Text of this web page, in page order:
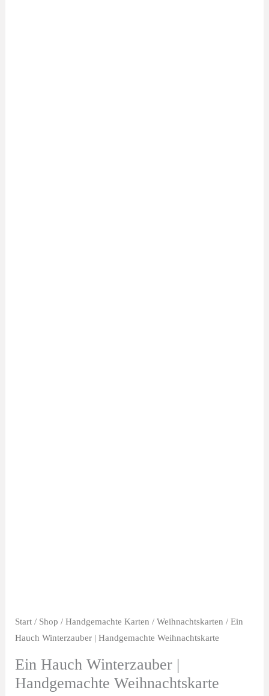
Start/ Shop / Handgemachte Karten / Weihnachtskarten / Ein
Hauch Winterzauber | Handgemachte Weihnachtskarte
Ein Hauch Winterzauber |
Handgemachte Weihnachtskarte